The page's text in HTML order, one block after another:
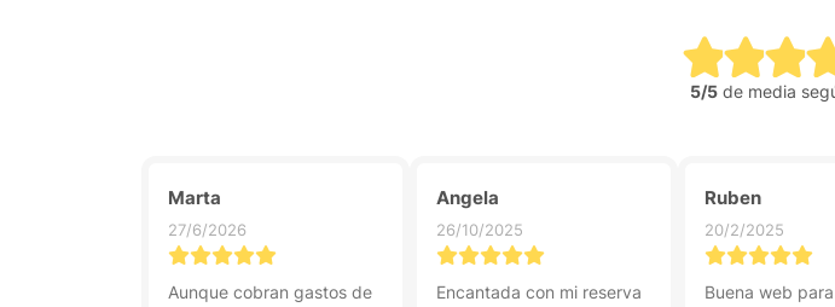
5/5 de media
Marta
27/6/2026
Aunque cobran gastos de
Angela
26/10/2025
Encantada con mi reserva
Ruben
20/2/2025
Buena web